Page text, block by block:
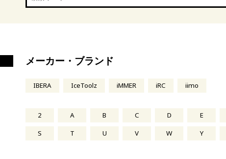
メーカー・ブランド
IBERA IceToolz iMMER iRC iimo
2 A B C D E
S T U V W Y